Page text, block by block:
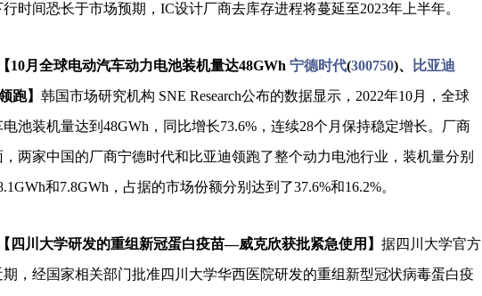
时间恐长于市场预期，IC设计厂商去库存进程将蔓延至2023年上半年。
【10月全球电动汽车动力电池装机量达48GWh 宁德时代(300750)、
比亚迪
跑】 韩国市场研究机构 SNE Research公布的数据显示，2022年10月，全球
池装机量达到48GWh，同比增长73.6%，连续28个月保持稳定增长。厂商
两家中国的厂商宁德时代和比亚迪领跑了整个动力电池行业，装机量分别
和7.8GWh，占据的市场份额分别达到了37.6%和16.2%。
【四川大学研发的重组新冠蛋白疫苗—威克欣获批紧急使用】 据四川大学官方
，经国家相关部门批准四川大学华西医院研发的重组新型冠状病毒蛋白疫